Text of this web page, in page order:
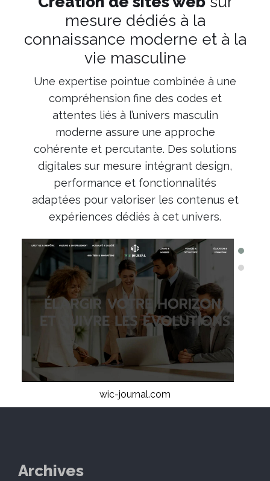
mesure dédiés à la
connaissance moderne et à la
vie masculine
Une expertise pointue combinée à une
compréhension fine des codes et
attentes liés à l’univers masculin
moderne assure une approche
cohérente et percutante. Des solutions
digitales sur mesure intégrant design,
performance et fonctionnalités
adaptées pour valoriser les contenus et
expériences dédiés à cet univers.
wic-journal.com
Archives